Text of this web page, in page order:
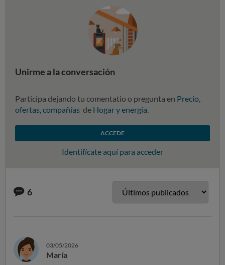
Unirme a la conversación
Participa dejando tu comentatio o pregunta en Precio,
ofertas, compañías de Hogar y energía.
ACCEDE
Identifícate aquí para acceder
6
03/05/2026
María